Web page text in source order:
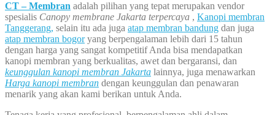
CT – Membran adalah pilihan yang tepat merupakan vendor
spesialis Canopy membrane Jakarta terpercaya , Kanopi membran
Tanggerang, selain itu ada juga atap membran bandung dan juga
atap membran bogoryang berpengalaman lebih dari 15 tahun
dengan harga yang sangat kompetitif Anda bisa mendapatkan
kanopi membran yang berkualitas, awet dan bergaransi, dan
keunggulan kanopi membran Jakarta lainnya, juga menawarkan
Harga kanopi membran dengan keunggulan dan penawaran
menarik yang akan kami berikan untuk Anda.